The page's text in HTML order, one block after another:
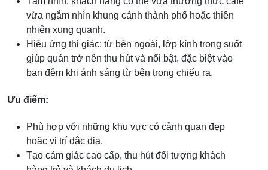
vừa ngắm nhìn khung cảnh thành phố hoặc thiên
nhiên xung quanh.
Hiệu ứng thị giác: từ bên ngoài, lớp kính trong suốt
giúp quán trở nên thu hút và nổi bật, đặc biệt vào
ban đêm khi ánh sáng từ bên trong chiếu ra.
Ưu điểm:
Phù hợp với những khu vực có cảnh quan đẹp
hoặc vị trí đắc địa.
Tạo cảm giác cao cấp, thu hút đối tượng khách